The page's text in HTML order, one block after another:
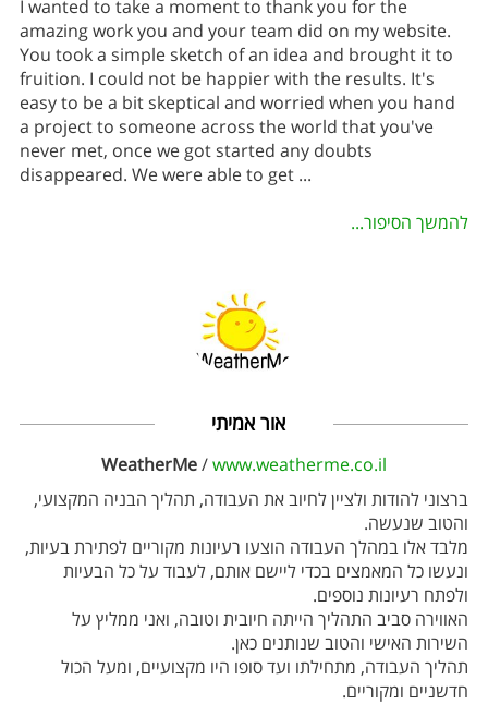
I wanted to take a moment to thank you for the
amazing work you and your team did on my website.
You took a simple sketch of an idea and brought it to
fruition. I could not be happier with the results. It's
easy to be a bit skeptical and worried when you hand
a project to someone across the world that you've
never met, once we got started any doubts
disappeared. We were able to get ...
להמשך הסיפור...
אור אמיתי
WeatherMe/www.weatherme.co.il
ברצוני להודות ולציין לחיוב את העבודה, תהליך הבניה המקצועי,
והטוב שנעשה.
מלבד אלו במהלך העבודה הוצעו רעיונות מקוריים לפתירת בעיות,
ונעשו כל המאמצים בכדי ליישם אותם, לעבוד על כל הבעיות
ולפתח רעיונות נוספים.
האווירה סביב התהליך הייתה חיובית וטובה, ואני ממליץ על
השירות האישי והטוב שנותנים כאן.
תהליך העבודה, מתחילתו ועד סופו היו מקצועיים, ומעל הכול
חדשניים ומקוריים.